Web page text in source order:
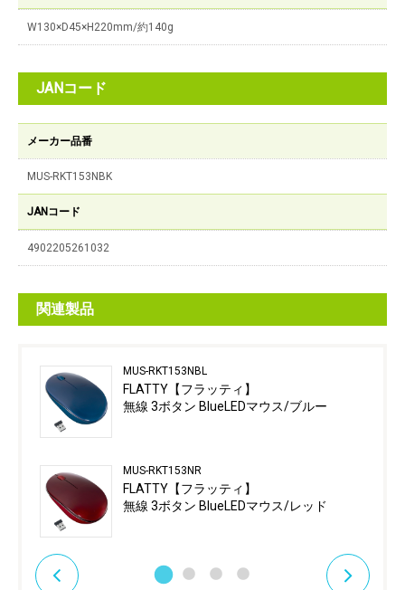
W130×D45×H220mm/約140g
JANコード
メーカー品番
MUS-RKT153NBK
JANコード
4902205261032
関連製品
MUS-RKT153NBL
FLATTY【フラッティ】
無線 3ボタン BlueLEDマウス/ブルー
MUS-RKT153NR
FLATTY【フラッティ】
無線 3ボタン BlueLEDマウス/レッド